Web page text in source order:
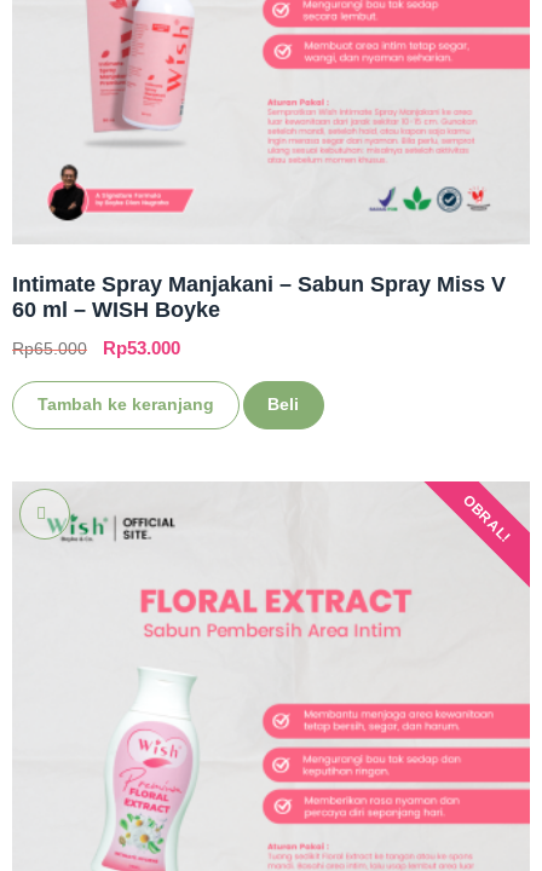
Intimate Spray Manjakani – Sabun Spray Miss V
60 ml – WISH Boyke
Rp65.000 Rp53.000
Tambah ke keranjang Beli
OBRAL!